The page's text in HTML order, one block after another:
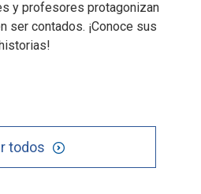
y profesores protagonizan
ser contados. ¡Conoce sus
todos